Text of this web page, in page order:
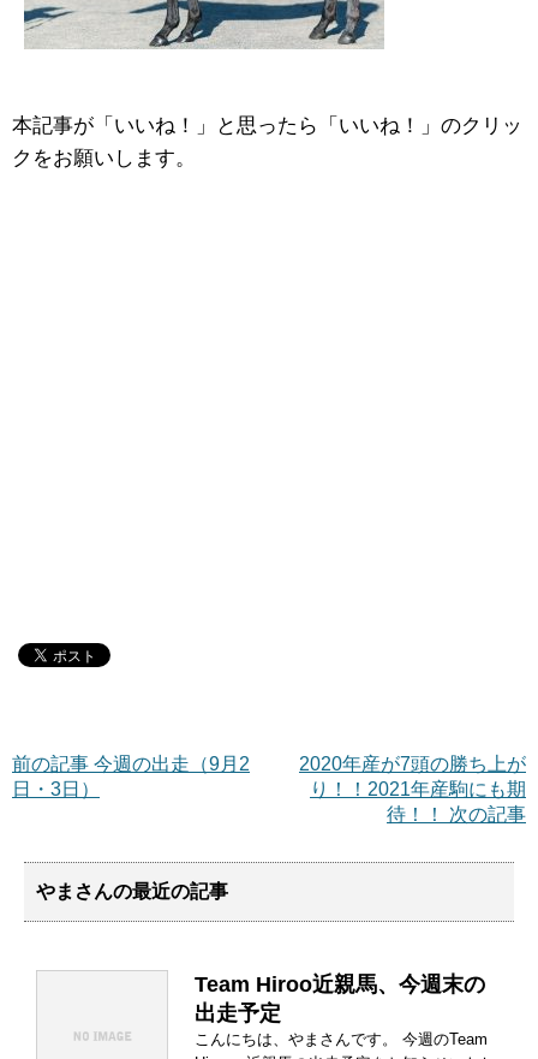
本記事が「いいね！」と思ったら「いいね！」のクリッ
クをお願いします。
2020年産が7頭の勝ち上が
り！！2021年産駒にも期
待！！ 次の記事
前の記事 今週の出走（9月2
日・3日）
やまさんの最近の記事
Team Hiroo近親馬、今週末の
出走予定
こんにちは、やまさんです。 今週のTeam